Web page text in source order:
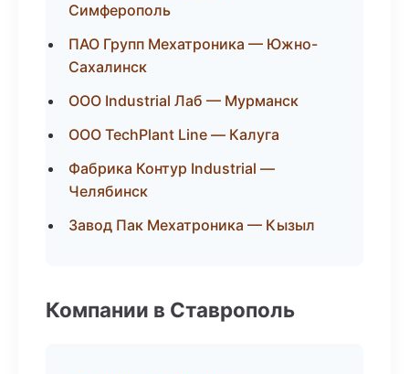
Симферополь
ПАО Групп Мехатроника — Южно-
Сахалинск
ООО Industrial Лаб — Мурманск
ООО TechPlant Line — Калуга
Фабрика Контур Industrial —
Челябинск
Завод Пак Мехатроника — Кызыл
Компании в Ставрополь